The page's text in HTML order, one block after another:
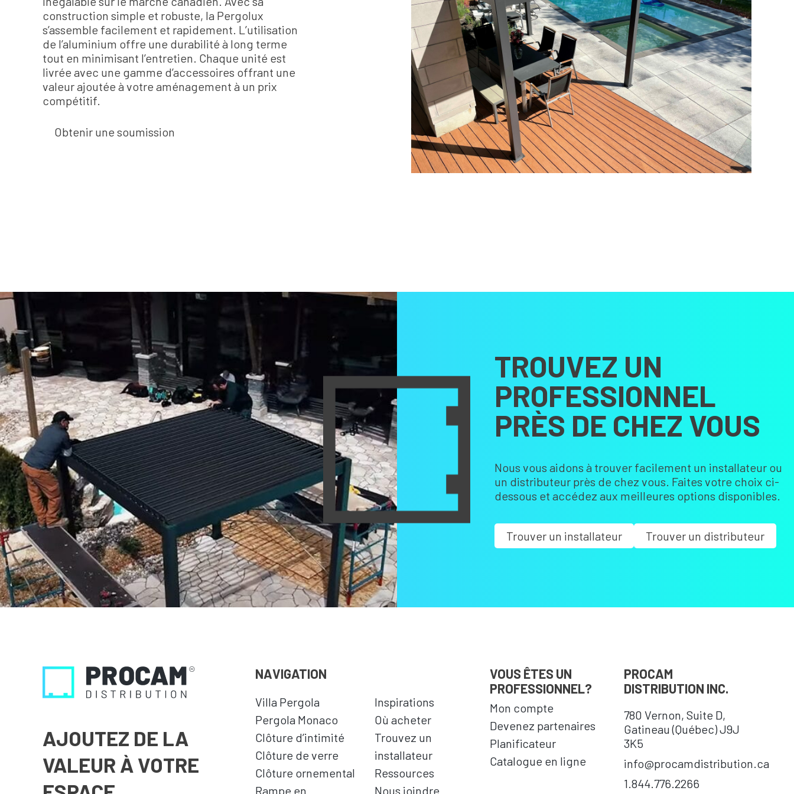
construction simple et robuste, la Pergolux
s’assemble facilement et rapidement. L’utilisation
de l’aluminium offre une durabilité à long terme
tout en minimisant l’entretien. Chaque unité est
livrée avec une gamme d’accessoires offrant une
valeur ajoutée à votre aménagement à un prix
compétitif.
Obtenir une soumission
TROUVEZ UN
PROFESSIONNEL
PRÈS DE CHEZ VOUS
Nous vous aidons à trouver facilement un installateur ou
un distributeur près de chez vous. Faites votre choix ci-
dessous et accédez aux meilleures options disponibles.
Trouver un installateur Trouver un distributeur
AJOUTEZ DE LA
VALEUR À VOTRE
NAVIGATION
Villa Pergola
Pergola Monaco
Clôture d’intimité
Clôture de verre
Clôture ornemental
Rampe en
Inspirations
Où acheter
Trouvez un
installateur
Ressources
Nous joindre
VOUS ÊTES UN
PROFESSIONNEL?
Mon compte
Devenez partenaires
Planificateur
Catalogue en ligne
PROCAM
DISTRIBUTION INC.
780 Vernon, Suite D,
Gatineau (Québec) J9J
3K5
info@procamdistribution.ca
1.844.776.2266